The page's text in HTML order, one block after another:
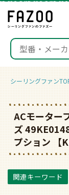
シーリングファン
ACモーター
ズ
プション 【